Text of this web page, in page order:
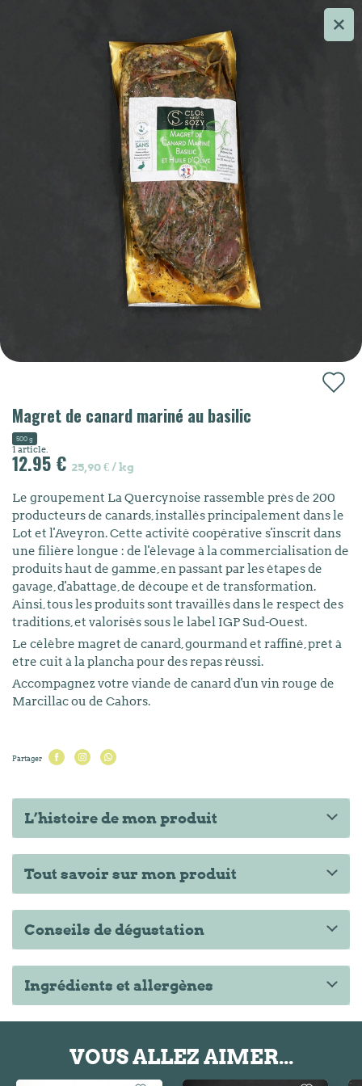
Magret de canard mariné au basilic
500 g
1 article:
12.95 € 25,90 € / kg
Le groupement La Quercynoise rassemble près de 200
producteurs de canards, installés principalement dans le
Lot et l'Aveyron. Cette activité coopérative s'inscrit dans
une filière longue : de l'élevage à la commercialisation de
produits haut de gamme, en passant par les étapes de
gavage, d'abattage, de découpe et de transformation.
Ainsi, tous les produits sont travaillés dans le respect des
traditions, et valorisés sous le label IGP Sud-Ouest.
Le célèbre magret de canard, gourmand et raffiné, prêt à
être cuit à la plancha pour des repas réussi.
Accompagnez votre viande de canard d'un vin rouge de
Marcillac ou de Cahors.
Partager
L’histoire de mon produit
Tout savoir sur mon produit
Conseils de dégustation
Ingrédients et allergènes
VOUS ALLEZ AIMER...